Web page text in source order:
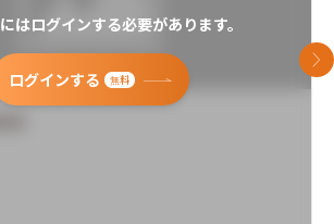
はログインする必要があります。
ログインする 無料
次